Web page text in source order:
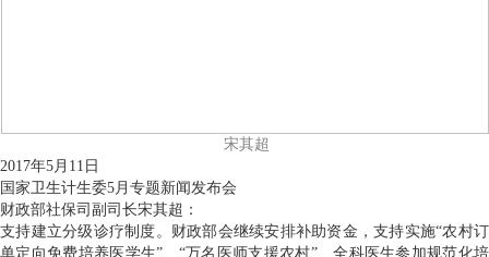
宋其超
2017年5月11日
国家卫生计生委5月专题新闻发布会
财政部社保司副司长宋其超：
支持建立分级诊疗制度。财政部会继续安排补助资金，支持实施“农村订
单定向免费培养医学生”、“万名医师支援农村”、全科医生参加规范化培